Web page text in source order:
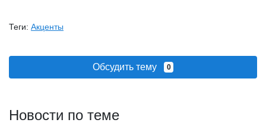
Теги: Акценты
Обсудить тему 0
Новости по теме